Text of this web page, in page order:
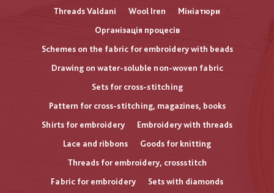
Threads Valdani
Wool Iren
Мініатюри
Організація процесів
Schemes on the fabric for embroidery with beads
Drawing on water-soluble non-woven fabric
Sets for cross-stitching
Pattern for cross-stitching, magazines, books
Shirts for embroidery
Embroidery with threads
Lace and ribbons
Goods for knitting
Threads for embroidery, crossstitch
Fabric for embroidery
Sets with diamonds